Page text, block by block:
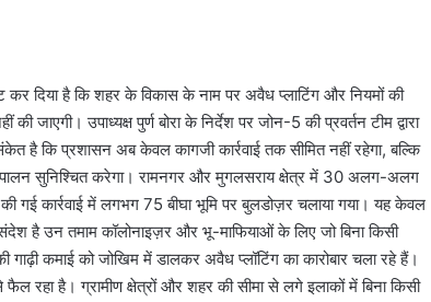
कर दिया है कि शहर के विकास के नाम पर अवैध प्लाटिंग और नियमों की
जाएगी। उपाध्यक्ष पुर्ण बोरा के निर्देश पर जोन-5 की प्रवर्तन टीम द्वारा
है कि प्रशासन अब केवल कागजी कार्रवाई तक सीमित नहीं रहेगा, बल्कि
पालन सुनिश्चित करेगा। रामनगर और मुगलसराय क्षेत्र में 30 अलग-अलग
गई कार्रवाई में लगभग 75 बीघा भूमि पर बुलडोज़र चलाया गया। यह केवल
है उन तमाम कॉलोनाइज़र और भू-माफियाओं के लिए जो बिना किसी
गाढ़ी कमाई को जोखिम में डालकर अवैध प्लॉटिंग का कारोबार चला रहे हैं।
रहा है। ग्रामीण क्षेत्रों और शहर की सीमा से लगे इलाकों में बिना किसी